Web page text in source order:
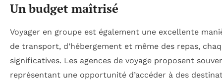
Un budget maîtrisé
Voyager en groupe est également une excellente
de transport, d’hébergement et même des repas,
significatives. Les agences de voyage proposent
représentant une opportunité d’accéder à des